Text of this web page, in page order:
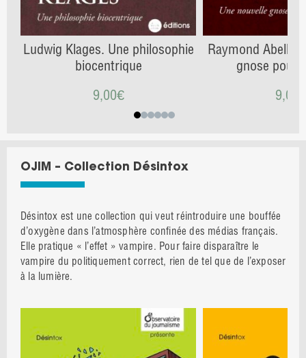
Ludwig Klages. Une philosophie
biocentrique
9,00€
Raymond
gnose pour
9,00
OJIM – Collection Désintox
Désintox est une collection qui veut réintroduire une bouffée
d’oxygène dans l’atmosphère confinée des médias français.
Elle pratique « l’effet » vampire. Pour faire disparaître le
vampire du politiquement correct, rien de tel que de l’exposer
à la lumière.